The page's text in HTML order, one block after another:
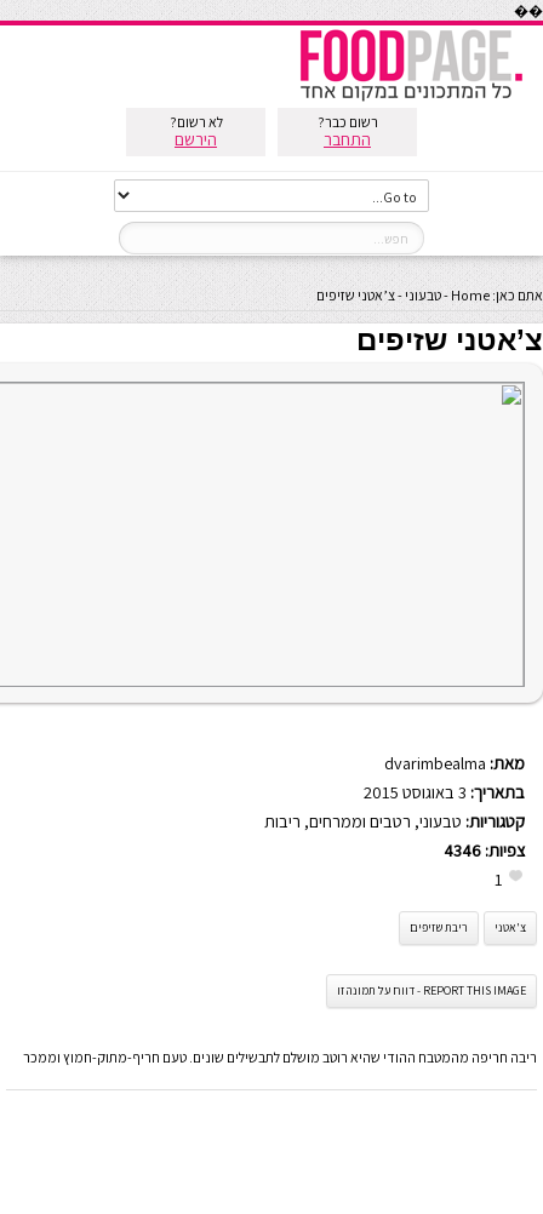
��
רשום כבר?
התחבר
לא רשום?
הירשם
אתם כאן: Home
-טבעוני -צ’אטני שזיפים
צ’אטני שזיפים
מאת: dvarimbealma
בתאריך:
קטגוריות: טבעוני, רטבים וממרחים, ריבות
צפיות: 4346
1
צ'אטני ריבת שזיפים
REPORT THIS IMAGE - דווח על תמונה זו
ריבה חריפה מהמטבח ההודי שהיא רוטב מושלם לתבשילים שונים. טעם חריף-מתוק-חמוץ וממכר